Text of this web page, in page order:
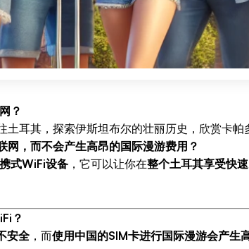
？
土耳其，探索伊斯坦布尔的壮丽历史，欣赏卡
网，而不会产生高昂的国际漫游费用？
式WiFi设备 ，它可以让你在整个土耳其享受快
？
安全 ，而使用中国的SIM卡进行国际漫游会产生